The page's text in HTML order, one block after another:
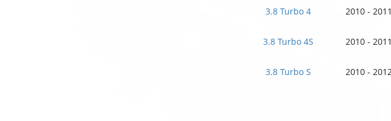
3.8 Turbo 4 2010 - 2011
3.8 Turbo 4S 2010 - 2011
3.8 Turbo S 2010 -